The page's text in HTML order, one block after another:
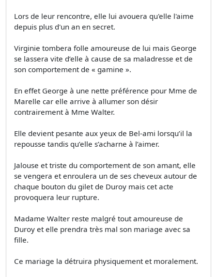
Lors de leur rencontre, elle lui avouera qu'elle l'aime
depuis plus d'un an en secret.
Virginie tombera folle amoureuse de lui mais George
se lassera vite d’elle à cause de sa maladresse et de
son comportement de « gamine ».
En effet George à une nette préférence pour Mme de
Marelle car elle arrive à allumer son désir
contrairement à Mme Walter.
Elle devient pesante aux yeux de Bel-ami lorsqu’il la
repousse tandis qu’elle s’acharne à l’aimer.
Jalouse et triste du comportement de son amant, elle
se vengera et enroulera un de ses cheveux autour de
chaque bouton du gilet de Duroy mais cet acte
provoquera leur rupture.
Madame Walter reste malgré tout amoureuse de
Duroy et elle prendra très mal son mariage avec sa
fille.
Ce mariage la détruira physiquement et moralement.